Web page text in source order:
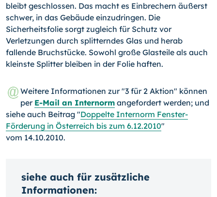
bleibt geschlossen. Das macht es Einbrechern äußerst
schwer, in das Gebäude einzudringen. Die
Sicherheitsfolie sorgt zugleich für Schutz vor
Verletzungen durch splitterndes Glas und herab
fallende Bruchstücke. Sowohl große Glasteile als auch
kleinste Splitter bleiben in der Folie haften.
Weitere Informationen zur "3 für 2 Aktion" können
per E-Mail an Internorm angefordert werden; und
siehe auch Beitrag "Doppelte Internorm Fenster-
Förderung in Österreich bis zum 6.12.2010"
vom 14.10.2010.
siehe auch für zusätzliche
Informationen: